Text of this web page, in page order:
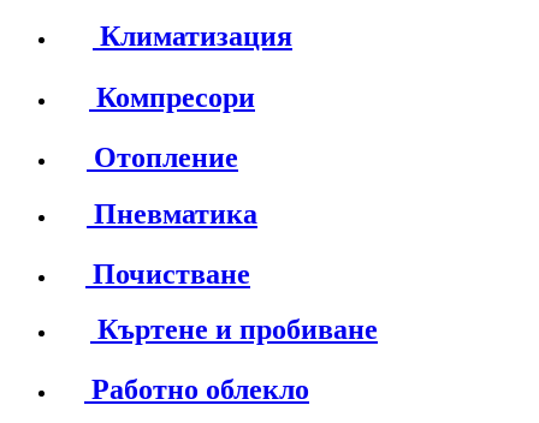
Климатизация
Компресори
Отопление
Пневматика
Почистване
Къртене и пробиване
Работно облекло